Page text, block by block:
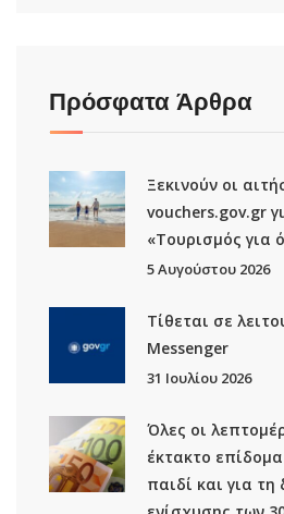
Πρόσφατα Άρθρα
Ξεκινούν οι
vouchers.gov.gr
«Τουρισμός για
5 Αυγούστου 2026
Τίθεται σε
Μessenger
31 Ιουλίου 2026
Όλες οι
έκτακτο
παιδί και για τη